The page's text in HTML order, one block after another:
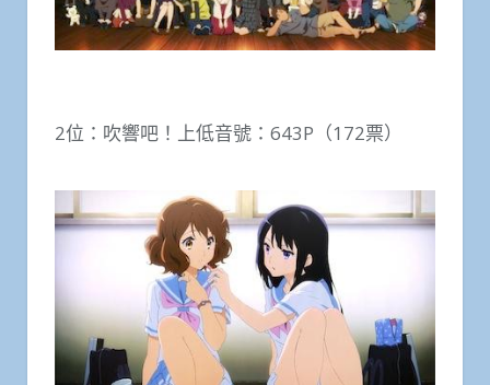
2位：吹響吧！上低音號：643P（172票）